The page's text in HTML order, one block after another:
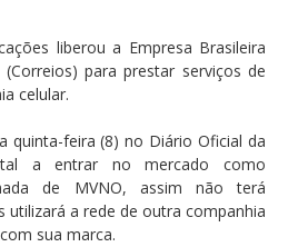
liberou a Empresa Brasileira
para prestar serviços de
celular.
quinta-feira (8) no Diário Oficial da
a entrar no mercado como
de MVNO, assim não terá
utilizará a rede de outra companhia
sua marca.